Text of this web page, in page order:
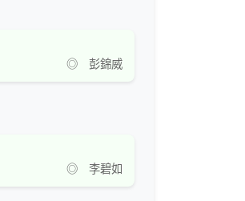
◎ 彭錦威
◎ 李碧如